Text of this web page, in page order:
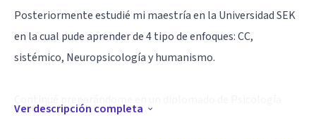
Posteriormente estudié mi maestría en la Universidad SEK
en la cual pude aprender de 4 tipo de enfoques: CC,
sistémico, Neuropsicología y humanismo.
Ver descripción completa